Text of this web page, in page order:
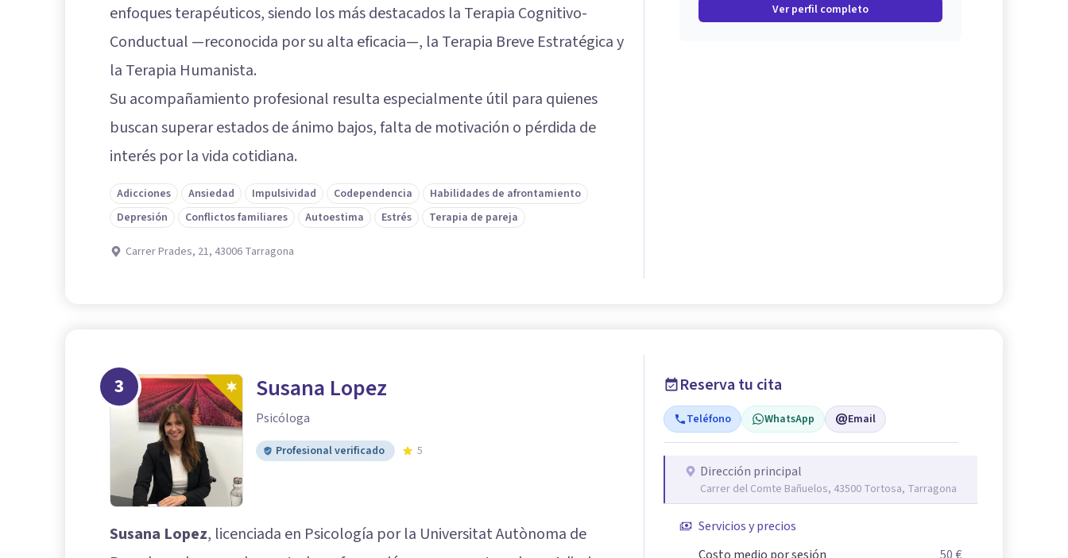
enfoques terapéuticos, siendo los más destacados la Terapia Cognitivo-
Conductual —reconocida por su alta eficacia—, la Terapia Breve Estratégica y
la Terapia Humanista.
Su acompañamiento profesional resulta especialmente útil para quienes
buscan superar estados de ánimo bajos, falta de motivación o pérdida de
interés por la vida cotidiana.
Adicciones Ansiedad Impulsividad Codependencia
Habilidades de afrontamiento
Depresión
Conflictos familiares Autoestima Estrés Terapia de pareja
Carrer Prades, 21, 43006 Tarragona
Ver perfil completo
3 Susana Lopez
Psicóloga
Profesional verificado 5
Susana Lopez, licenciada en Psicología por la Universitat Autònoma de
Reserva tu cita
Teléfono WhatsApp Email
Dirección principal
Carrer del Comte Bañuelos, 43500 Tortosa, Tarragona
Servicios y precios